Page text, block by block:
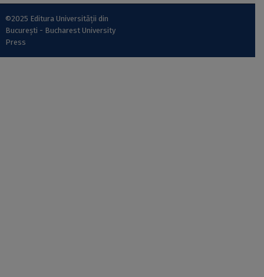
©2025 Editura Universității din
București - Bucharest University
Press